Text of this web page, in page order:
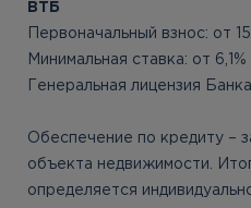
ВТБ
Первоначальный взнос: от
Минимальная ставка: от 6,1%
Генеральная лицензия
Обеспечение по кредиту –
объекта недвижимости.
определяется